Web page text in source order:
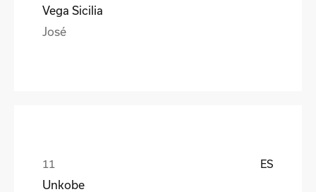
Vega Sicilia
José
ES
Unkobe